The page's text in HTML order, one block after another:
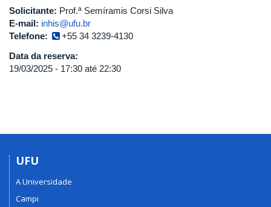
Solicitante: Prof.ª Semíramis Corsi Silva
E-mail: inhis@ufu.br
Telefone:
+55 34 3239-4130
Data da reserva:
19/03/2025 - 17:30 até 22:30
UFU
A Universidade
Campi